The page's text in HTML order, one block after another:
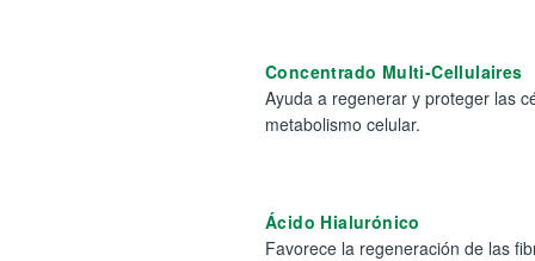
Concentrado Multi-Cellulaires
Ayuda a regenerar y proteger las
metabolismo celular.
Ácido Hialurónico
Favorece la regeneración de las